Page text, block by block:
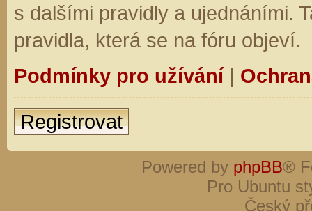
s dalšími pravidly a ujednáními.
pravidla, která se na fóru objeví.
Podmínky pro užívání|
Registrovat
Powered by phpBB®
Pro Ubuntu
Český